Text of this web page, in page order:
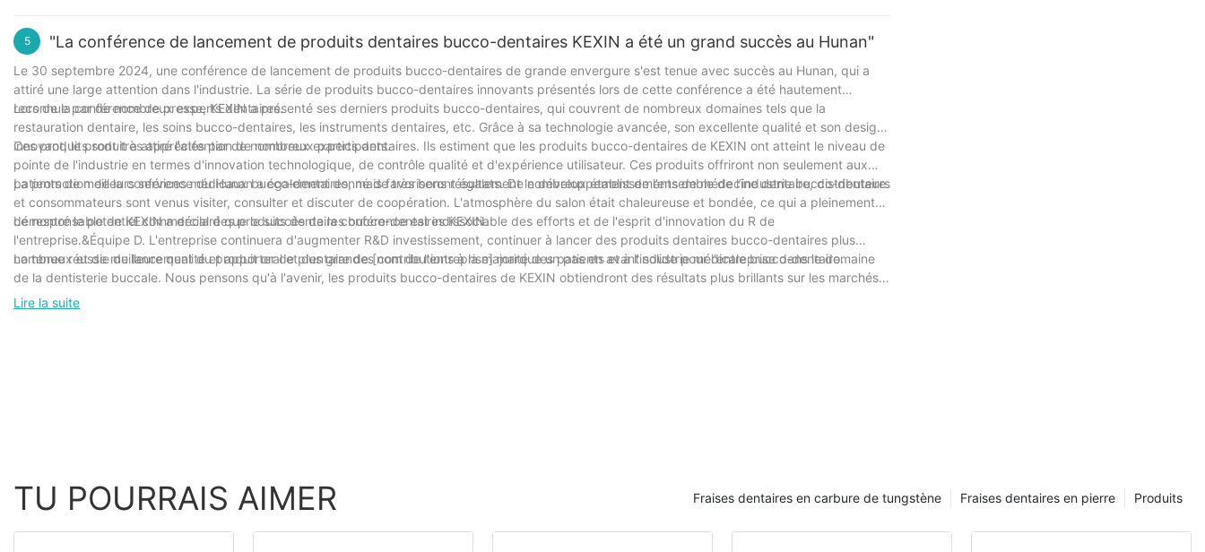
2 Matériaux de haute qualité:Garantir la résistance à l'usure et la durabilité de la tête de meulage.
3 Équipe professionnelle:
Avoir une riche expérience pour vous fournir la meilleure solution.
4 Réponse rapide:Réduisez les délais de livraison sans retarder l’avancement de vos travaux.
Choisissez-nous pour rendre votre travail plus fluide et plus efficace ! Il vous suffit de nous faire part de vos
exigences, et le reste nous appartient !
5 "La conférence de lancement de produits dentaires bucco-dentaires KEXIN a été un grand succès au Hunan"
Le 30 septembre 2024, une conférence de lancement de produits bucco-dentaires de grande envergure s'est tenue avec succès au Hunan, qui a
attiré une large attention dans l'industrie. La série de produits bucco-dentaires innovants présentés lors de cette conférence a été hautement
reconnue par de nombreux experts dentaires.
Lors de la conférence de presse, KEXIN a présenté ses derniers produits bucco-dentaires, qui couvrent de nombreux domaines tels que la
restauration dentaire, les soins bucco-dentaires, les instruments dentaires, etc. Grâce à sa technologie avancée, son excellente qualité et son design
innovant, le produit a attiré l'attention de nombreux participants.
Ces produits sont très appréciés par de nombreux experts dentaires. Ils estiment que les produits bucco-dentaires de KEXIN ont atteint le niveau de
pointe de l'industrie en termes d'innovation technologique, de contrôle qualité et d'expérience utilisateur. Ces produits offriront non seulement aux
patients de meilleurs services médicaux bucco-dentaires, mais favoriseront également le développement de l’ensemble de l’industrie bucco-dentaire.
La promotion de la conférence du Hunan a également donné de très bons résultats. De nombreux établissements de médecine dentaire, distributeurs
et consommateurs sont venus visiter, consulter et discuter de coopération. L'atmosphère du salon était chaleureuse et bondée, ce qui a pleinement
démontré le potentiel commercial des produits dentaires bucco-dentaires KEXIN.
Le responsable de KEXIN a déclaré que le succès de la conférence est indissociable des efforts et de l'esprit d'innovation du R de
l'entreprise.&Équipe D. L'entreprise continuera d'augmenter R&D investissement, continuer à lancer des produits dentaires bucco-dentaires plus
nombreux et de meilleure qualité et apporter de plus grandes contributions à la majorité des patients et à l'industrie médicale bucco-dentaire.
La tenue réussie du lancement du produit oral et dentaire de [nom de l'entreprise] marque un pas en avant solide pour l'entreprise dans le domaine
de la dentisterie buccale. Nous pensons qu'à l'avenir, les produits bucco-dentaires de KEXIN obtiendront des résultats plus brillants sur les marchés
nationaux et mondiaux.
Lire la suite
TU POURRAIS AIMER Produits
Fraises dentaires en pierre
Fraises dentaires en carbure de tungstène